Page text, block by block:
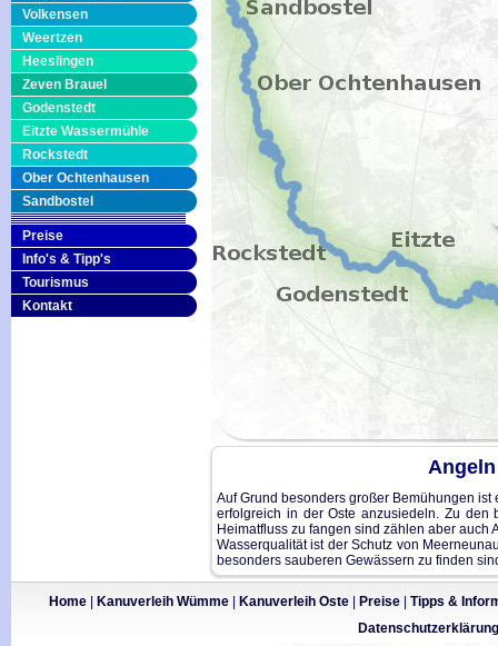
Volkensen
Weertzen
Heeslingen
Zeven Brauel
Godenstedt
Eitzte Wassermühle
Rockstedt
Ober Ochtenhausen
Sandbostel
Preise
Info's & Tipp's
Tourismus
Kontakt
Auf Grund besonders großer Bemühungen
erfolgreich in der Oste anzusiedeln. Zu den
Heimatfluss zu fangen sind zählen aber auch
Wasserqualität ist der Schutz von
besonders sauberen Gewässern zu finden
Home| Kanuverleih Wümme| Kanuverleih Oste| Preise| Tipps &
Datenschutzerklärung